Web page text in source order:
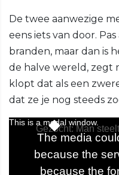
De twee aanwezige
eens iets van door.
branden, maar dan is
de halve wereld, zegt
klopt dat als een
dat ze je nog steeds